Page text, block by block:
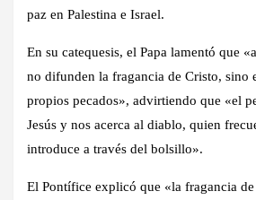
paz en Palestina e Israel.
En su catequesis, el Papa lamentó que
no difunden la fragancia de Cristo, sino
propios pecados», advirtiendo que «el
Jesús y nos acerca al diablo, quien
introduce a través del bolsillo».
El Pontífice explicó que «la fragancia